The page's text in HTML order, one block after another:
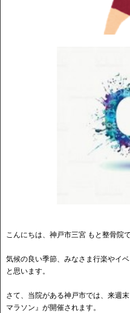
こんにちは、神戸市三宮 もと整骨院で
気候の良い季節、みなさま行楽やイ
と思います。
さて、当院がある神戸市では、来週
マラソン』が開催されます。